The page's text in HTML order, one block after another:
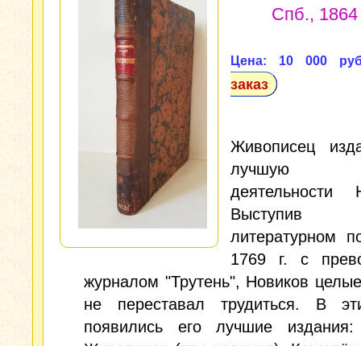
Спб., 1864
Цена: 10 000
заказ
Живописец
лучшую
деятельности
литературном
1769 г. с
журналом "Трутень", Новиков
не переставал трудиться. В
появились его лучшие издания: